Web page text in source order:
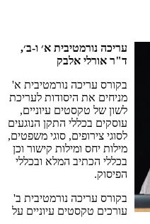
עריכה נורמטיבית א׳ ו-ב׳,
ד"ר אורלי אלבק
בקורס עריכה נורמטיבית א'
מניחים את היסודות לעריכת
לשון של טקסטים עיוניים,
עוסקים בכללי התקן הנוגעים
לסוגי צירופים, סוגי משפטים,
מילות יחס ומילות קישור וכן
בכללי הכתיב המלא ובכללי
הפיסוק.
בקורס עריכה נורמטיבית ב'
עורכים טקסטים עיוניים על